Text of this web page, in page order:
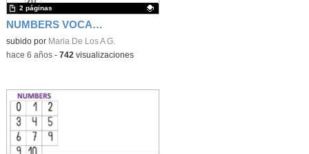
NUMBERS VOCABULARY GAME 11-20
Contenido educativo.
subido por Maria De Los A G.
2 páginas
-hace 6 años- 742 visualizaciones